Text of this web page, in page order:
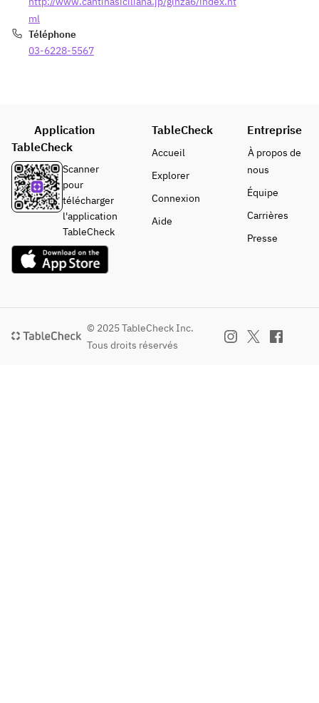
◆パス
タ 1皿
◆お肉
◆カフ
ェ
コーヒ
ー or
紅茶
※内容
は毎日
変更と
す。
ml
Téléphone
03-6228-5567
Application
TableCheck
Scanner
pour
télécharger
l'application
TableCheck
TableCheck
Accueil
Explorer
Connexion
Aide
Entreprise
À propos de
nous
Équipe
Carrières
Presse
© 2025 TableCheck Inc.
Tous droits réservés